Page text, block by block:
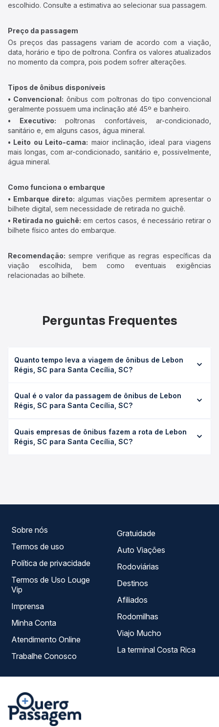
escolhido. Consulte a estimativa ao selecionar sua passagem.
Preço da passagem
Os preços das passagens variam de acordo com a viação,
data, horário e tipo de poltrona. Confira os valores atualizados
no momento da compra, pois podem sofrer alterações.
Tipos de ônibus disponíveis
• Convencional: ônibus com poltronas do tipo convencional
geralmente possuem uma inclinação até 45º e banheiro.
• Executivo: poltronas confortáveis, ar-condicionado,
sanitário e, em alguns casos, água mineral.
• Leito ou Leito-cama: maior inclinação, ideal para viagens
mais longas, com ar-condicionado, sanitário e, possivelmente,
água mineral.
Como funciona o embarque
• Embarque direto: algumas viações permitem apresentar o
bilhete digital, sem necessidade de retirada no guichê.
• Retirada no guichê: em certos casos, é necessário retirar o
bilhete físico antes do embarque.
Recomendação: sempre verifique as regras específicas da
viação escolhida, bem como eventuais exigências
relacionadas ao bilhete.
Perguntas Frequentes
Quanto tempo leva a viagem de ônibus de Lebon
Régis, SC para Santa Cecília, SC?
Cecília, SC leva em média 0 horas, podendo variar
conforme a viação, o tipo de serviço (convencional,
duração exata de cada opção na data desejada.
Qual é o valor da passagem de ônibus de Lebon
Régis, SC para Santa Cecília, SC?
Santa Cecília, SC custa em média não identificado e varia
conforme a data da viagem, a empresa, o tipo de poltrona
Quais empresas de ônibus fazem a rota de Lebon
Régis, SC para Santa Cecília, SC?
Sobre nós
Termos de uso
Política de privacidade
Termos de Uso Louge
Vip
Imprensa
Minha Conta
Atendimento Online
Trabalhe Conosco
Gratuidade
Auto Viações
Rodoviárias
Destinos
Afiliados
Rodomilhas
Viajo Mucho
La terminal Costa Rica